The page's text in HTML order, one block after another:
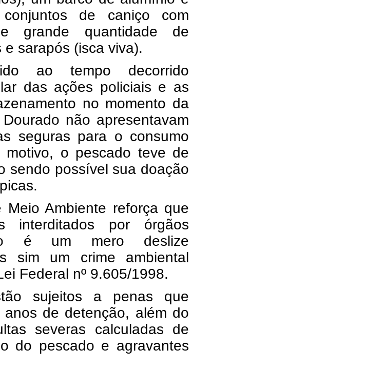
de caniço com
grande quantidade de
sarapós (isca viva).
ao tempo decorrido
das ações policiais e as
no momento da
não apresentavam
seguras para o consumo
motivo, o pescado teve de
sendo possível sua doação
Ambiente reforça que
interditados por órgãos
é um mero deslize
sim um crime ambiental
Federal nº 9.605/1998.
sujeitos a penas que
de detenção, além do
severas calculadas de
do pescado e agravantes